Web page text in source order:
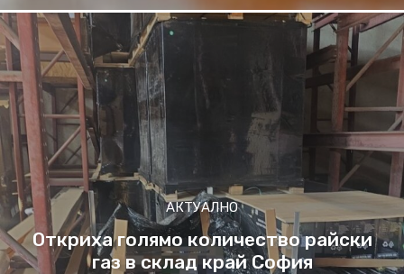
АКТУАЛНО
Откриха голямо количество райски
газ в склад край София